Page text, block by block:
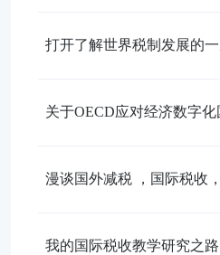
打开了解世界税制发展的
关于OECD应对经济数字化
漫谈国外减税 ，国际税收，
我的国际税收教学研究之路